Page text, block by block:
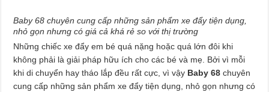
Baby 68 chuyên cung cấp những sản phẩm xe đẩy tiện dụng,
nhỏ gọn nhưng có giá cả khá rẻ so với thị trường
Những chiếc xe đẩy em bé quá nặng hoặc quá lớn đôi khi
không phải là giải pháp hữu ích cho các bé và mẹ. Bởi vì mỗi
khi di chuyển hay tháo lắp đều rất cực, vì vậy Baby 68chuyên
cung cấp những sản phẩm xe đẩy tiện dụng, nhỏ gọn nhưng có